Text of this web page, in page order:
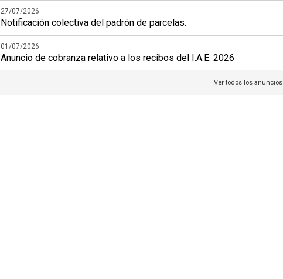
27/07/2026
Notificación colectiva del padrón de parcelas.
01/07/2026
Anuncio de cobranza relativo a los recibos del I.A.E. 2026
Ver todos los anuncios